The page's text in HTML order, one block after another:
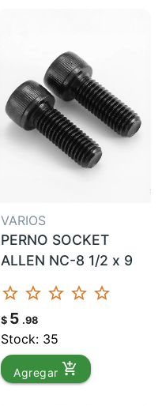
VARIOS
PERNO SOCKET
ALLEN NC-8 1/2 x 9
star_border star_border star_border star_border star_border
$ 5 .98
Stock: 35
Agregar add_shopping_cart